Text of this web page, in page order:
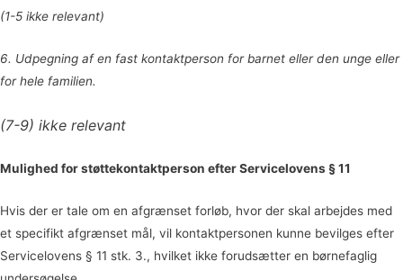
(1-5 ikke relevant)
6. Udpegning af en fast kontaktperson for barnet eller den unge eller
for hele familien.
(7-9) ikke relevant
Mulighed for støttekontaktperson efter Servicelovens § 11
Hvis der er tale om en afgrænset forløb, hvor der skal arbejdes med
et specifikt afgrænset mål, vil kontaktpersonen kunne bevilges efter
Servicelovens § 11 stk. 3., hvilket ikke forudsætter en børnefaglig